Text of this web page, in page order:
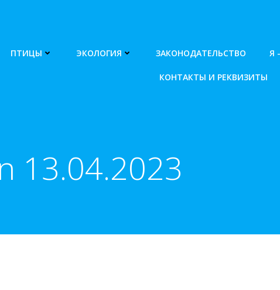
ПТИЦЫ ЭКОЛОГИЯ ЗАКОНОДАТЕЛЬСТВО Я
КОНТАКТЫ И РЕКВИЗИТЫ
13.04.2023